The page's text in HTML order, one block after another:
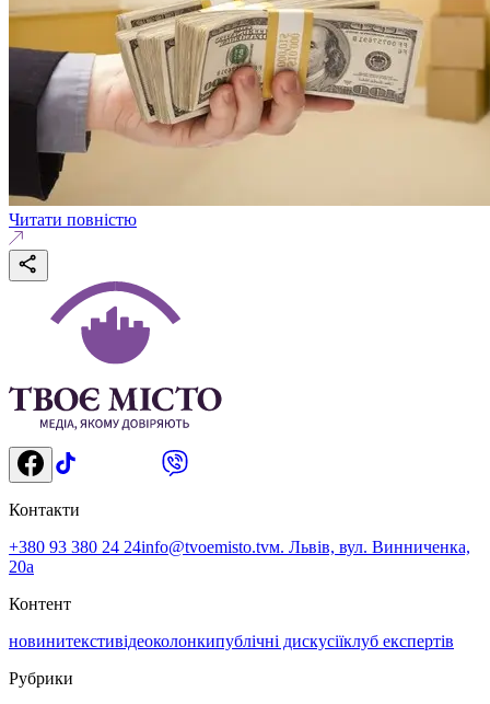
Читати повністю
Контакти
+380 93 380 24 24info@tvoemisto.tvм. Львів, вул. Винниченка,
20а
Контент
новинитекстивідеоколонкипублічні дискусіїклуб експертів
Рубрики